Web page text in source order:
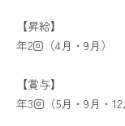
【昇給】
年2回（4月・9月）
【賞与】
年3回（5月・9月・12